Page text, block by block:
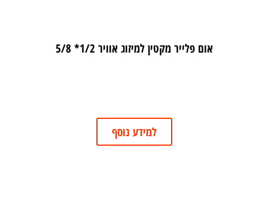
אום פלייר מקטין למיזוג אוויר 1/2* 5/8
למידע נוסף